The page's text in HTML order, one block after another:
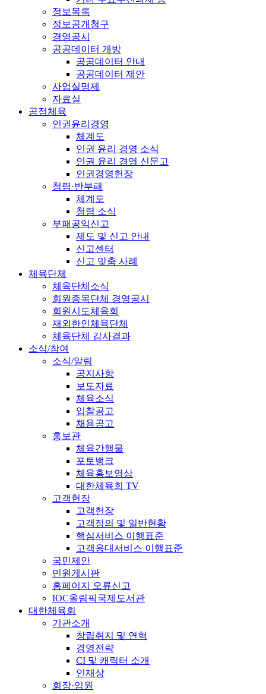
정보목록
정보공개청구
경영공시
공공데이터 개방
공공데이터 안내
공공데이터 제안
사업실명제
자료실
공정체육
인권윤리경영
체계도
인권 윤리 경영 소식
인권 윤리 경영 신문고
인권경영헌장
청렴·반부패
체계도
청렴 소식
부패공익신고
제도 및 신고 안내
신고센터
신고 맞춤 사례
체육단체
체육단체소식
회원종목단체 경영공시
회원시도체육회
재외한인체육단체
체육단체 감사결과
소식/참여
소식/알림
공지사항
보도자료
체육소식
입찰공고
채용공고
홍보관
체육간행물
포토뱅크
체육홍보영상
대한체육회 TV
고객헌장
고객헌장
고객정의 및 일반현황
핵심서비스 이행표준
고객응대서비스 이행표준
국민제안
민원게시판
홈페이지 오류신고
IOC올림픽국제도서관
대한체육회
기관소개
창립취지 및 연혁
경영전략
CI 및 캐릭터 소개
인재상
회장·임원